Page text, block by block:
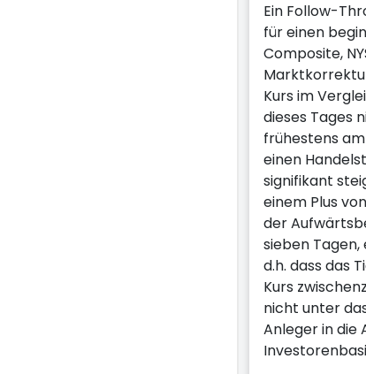
Ein Follow-
für einen
Composite,
Kurs im
dieses Tages
frühestens
einen
signifikant
einem Plus
der
sieben
d.h. dass das
Kurs
nicht unter
Anleger in die